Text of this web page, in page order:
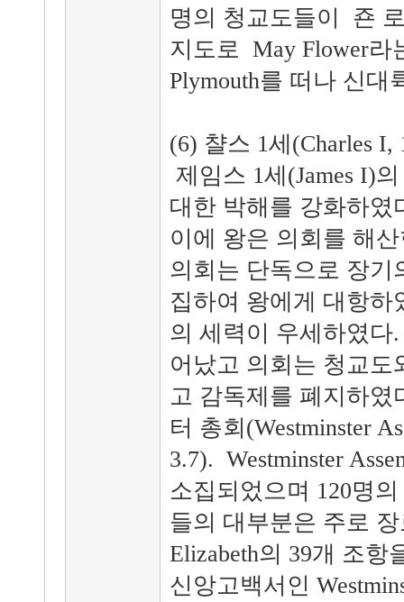
명의 청교도들이 죤
지도로 May Flower라
Plymouth를 떠나 신대
(6) 챨스 1세(Charles I,
제임스 1세(James I)
대한 박해를 강화하였
이에 왕은 의회를 해
의회는 단독으로 장기
집하여 왕에게 대항
의 세력이 우세하였다
어났고 의회는 청교도
고 감독제를 폐지하였
터 총회(Westminster
3.7). Westminster
소집되었으며 120명
들의 대부분은 주로
Elizabeth의 39개 조항
신앙고백서인